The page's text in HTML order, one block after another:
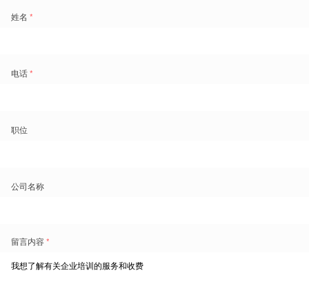
热门文章
企业培训方案该如何制定？企业培训方案包含了哪些要